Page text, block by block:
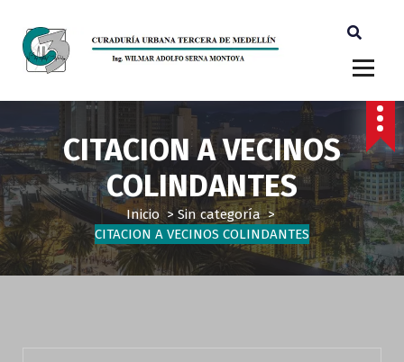
CITACION A VECINOS
COLINDANTES
Inicio>Sin categoría>
CITACION A VECINOS COLINDANTES